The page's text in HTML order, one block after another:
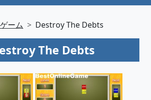
ーム Destroy The Debts
The Debts